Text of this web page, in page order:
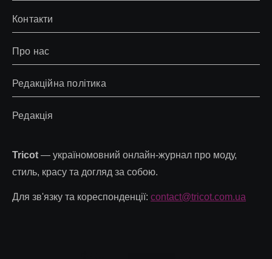
Контакти
Про нас
Редакційна політика
Редакція
Tricot — україномовний онлайн-журнал про моду,
стиль, красу та догляд за собою.
Для зв'язку та кореспонденції: contact@tricot.com.ua